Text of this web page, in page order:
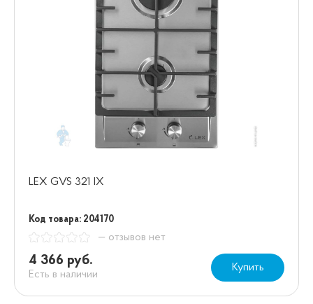
LEX GVS 321 IX
Код товара: 204170
— отзывов нет
4 366 руб.
Есть в наличии
Купить